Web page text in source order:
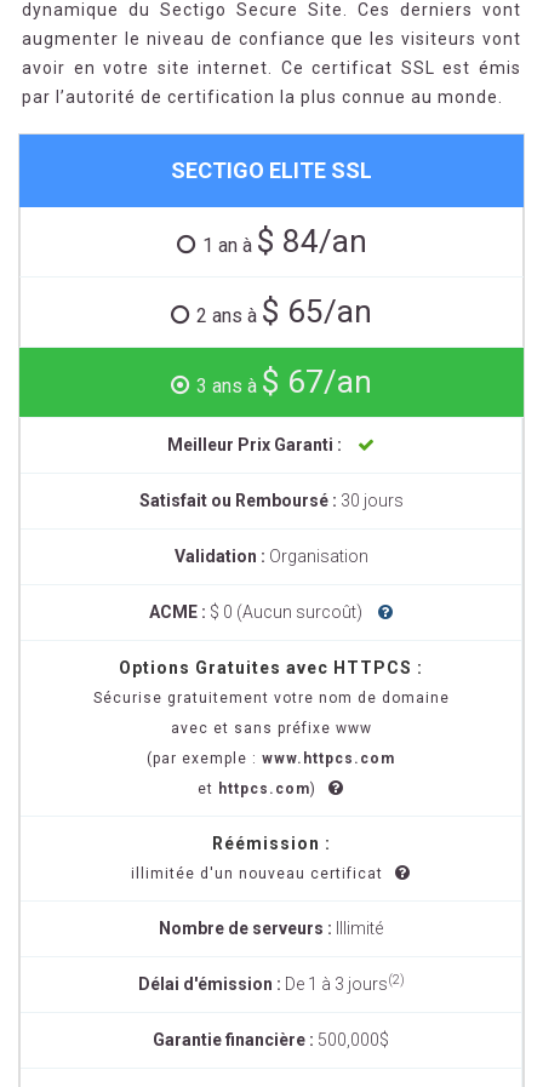
dynamique du Sectigo Secure Site. Ces derniers vont
augmenter le niveau de confiance que les visiteurs vont
avoir en votre site internet. Ce certificat SSL est émis
par l’autorité de certification la plus connue au monde.
SECTIGO ELITE SSL
1 an à $ 84/an
2 ans à $ 65/an
3 ans à $ 67/an
Meilleur Prix Garanti :
Satisfait ou Remboursé : 30 jours
Validation : Organisation
ACME : $ 0 (Aucun surcoût)
Options Gratuites avec HTTPCS :
Sécurise gratuitement votre nom de domaine
avec et sans préfixe www
(par exemple : www.httpcs.com
et httpcs.com)
Réémission :
illimitée d'un nouveau certificat
Nombre de serveurs : Illimité
Délai d'émission : De 1 à 3 jours(2)
Garantie financière : 500,000$